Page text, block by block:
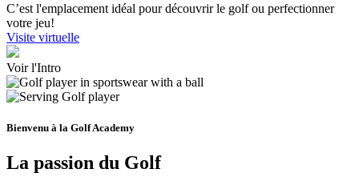
C’est l'emplacement idéal pour découvrir le golf ou perfectionner
votre jeu!
Visite virtuelle
Voir l'Intro
Bienvenu à la Golf Academy
La passion du Golf